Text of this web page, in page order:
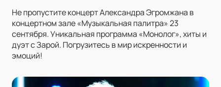
Не пропустите концерт Александра Эгромжана в
концертном зале «Музыкальная палитра» 23
сентября. Уникальная программа «Монолог», хиты и
дуэт с Зарой. Погрузитесь в мир искренности и
эмоций!